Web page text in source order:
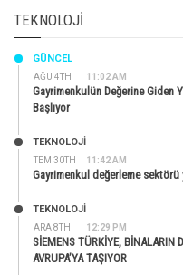
TEKNOLOJI
AĞU 4TH 11:02 AM
GÜNCEL
Gayrimenkulün Değerine Giden
Başlıyor
TEM 30TH 11:42 AM
TEKNOLOJİ
Gayrimenkul değerleme
ARA 8TH 12:29 PM
TEKNOLOJİ
SİEMENS TÜRKİYE, BİNALARIN
AVRUPA’YA TAŞIYOR